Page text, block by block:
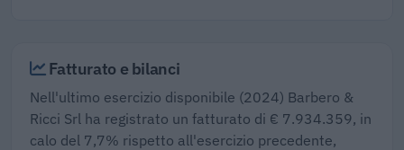
Fatturato e bilanci
Nell'ultimo esercizio disponibile (2024) Barbero &
Ricci Srl ha registrato un fatturato di € 7.934.359, in
calo del 7,7% rispetto all'esercizio precedente,